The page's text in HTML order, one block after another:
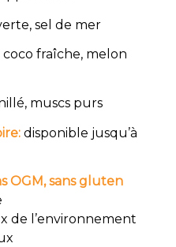
sel de mer
fraîche, melon
muscs purs
disponible jusqu’à
OGM, sans gluten
de l’environnement